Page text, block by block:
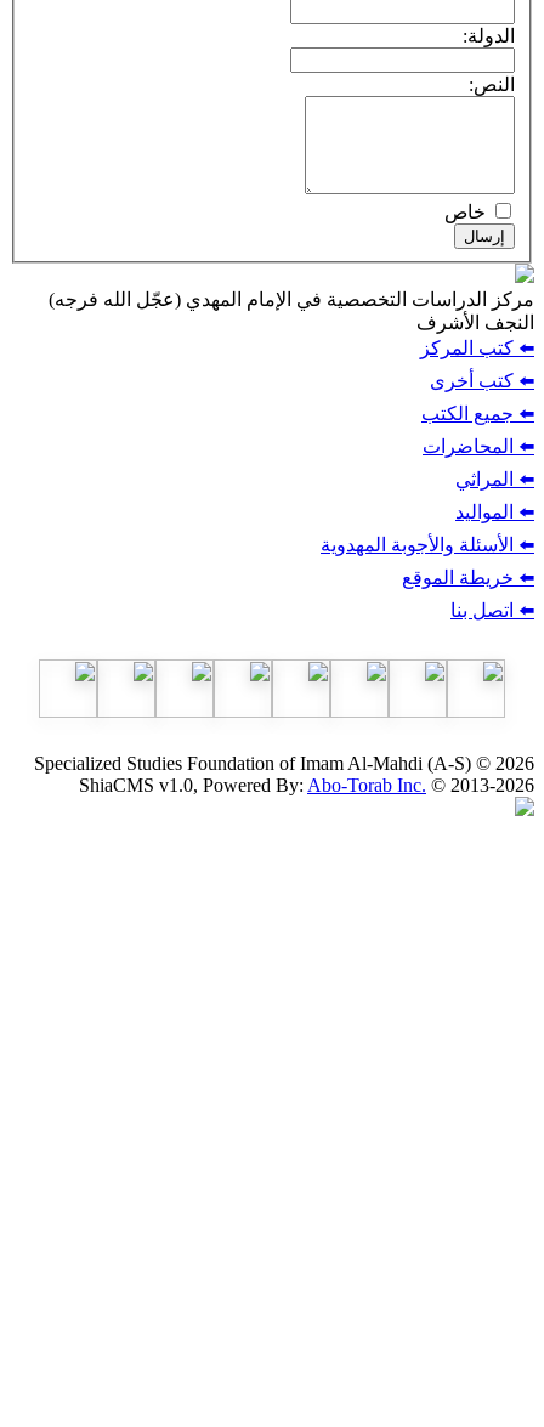
التخصصية في الإمام المهدي (عجّل الله فرجه)
المهدوية
Specialized Studies Foundation of Imam Al-
ShiaCMS v1.0, Powered By:Abo-Torab Inc.